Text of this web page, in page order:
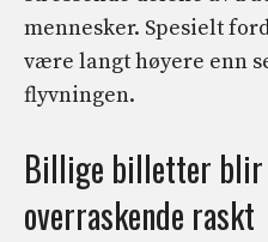
mennesker. Spesielt
være langt høyere enn
flyvningen.
Billige billetter blir
overraskende raskt